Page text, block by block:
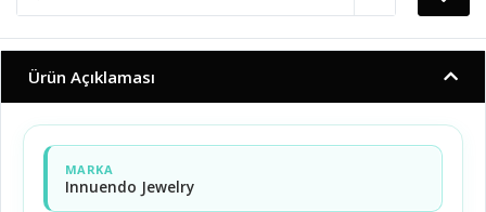
Ürün Açıklaması
MARKA
Innuendo Jewelry